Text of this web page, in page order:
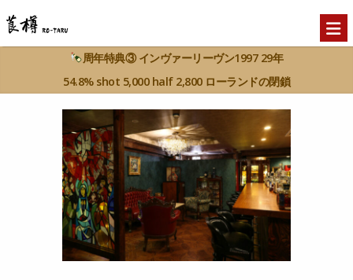
周年特典③ インヴァーリーヴン1997 29年
54.8% shot 5,000 half 2,800 ローランドの閉鎖
少なくなって来ているので是非このタイミング
で楽しんで下さい
本日も元気に営業致しま
す。 ーーーーーーーーーーーーーーー BAR莨樽
（バーロウタル） ［月〜土］18:00〜26:00
［日］ 定休日 〒106-0032 港区 六本木7-
16-5 六本木戸田ビル1階 莨樽オンラインショッ